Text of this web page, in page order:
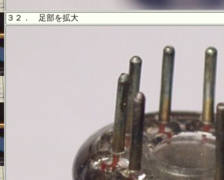
３２． 足部を拡大